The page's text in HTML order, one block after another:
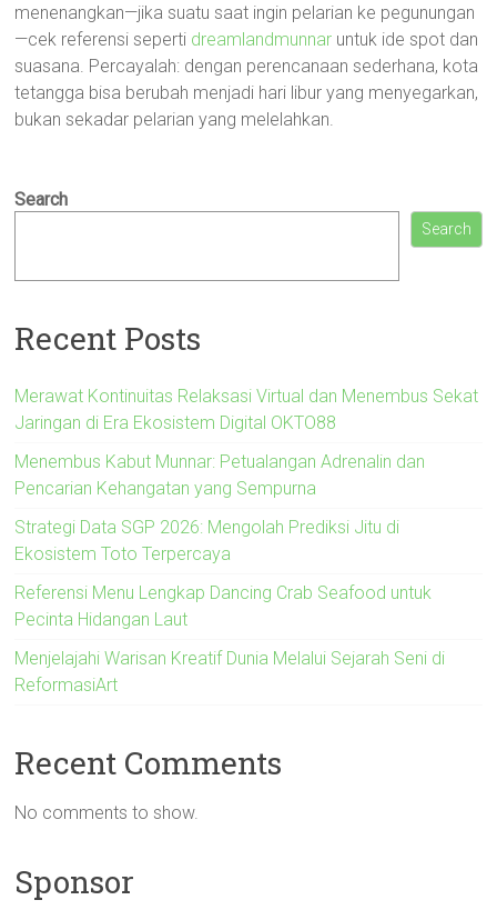
menenangkan—jika suatu saat ingin pelarian ke pegunungan
—cek referensi seperti dreamlandmunnar untuk ide spot dan
suasana. Percayalah: dengan perencanaan sederhana, kota
tetangga bisa berubah menjadi hari libur yang menyegarkan,
bukan sekadar pelarian yang melelahkan.
Search
Search
Recent Posts
Merawat Kontinuitas Relaksasi Virtual dan Menembus Sekat
Jaringan di Era Ekosistem Digital OKTO88
Menembus Kabut Munnar: Petualangan Adrenalin dan
Pencarian Kehangatan yang Sempurna
Strategi Data SGP 2026: Mengolah Prediksi Jitu di
Ekosistem Toto Terpercaya
Referensi Menu Lengkap Dancing Crab Seafood untuk
Pecinta Hidangan Laut
Menjelajahi Warisan Kreatif Dunia Melalui Sejarah Seni di
ReformasiArt
Recent Comments
No comments to show.
Sponsor